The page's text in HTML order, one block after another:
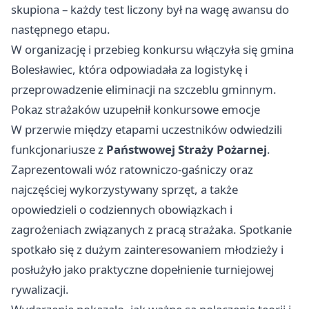
skupiona – każdy test liczony był na wagę awansu do
następnego etapu.
W organizację i przebieg konkursu włączyła się gmina
Bolesławiec, która odpowiadała za logistykę i
przeprowadzenie eliminacji na szczeblu gminnym.
Pokaz strażaków uzupełnił konkursowe emocje
W przerwie między etapami uczestników odwiedzili
funkcjonariusze z Państwowej Straży Pożarnej.
Zaprezentowali wóz ratowniczo‑gaśniczy oraz
najczęściej wykorzystywany sprzęt, a także
opowiedzieli o codziennych obowiązkach i
zagrożeniach związanych z pracą strażaka. Spotkanie
spotkało się z dużym zainteresowaniem młodzieży i
posłużyło jako praktyczne dopełnienie turniejowej
rywalizacji.